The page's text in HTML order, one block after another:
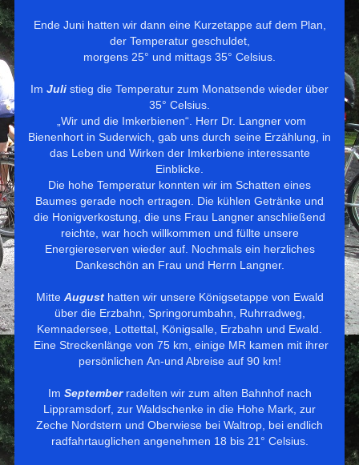
Ende Juni hatten wir dann eine Kurzetappe auf dem Plan,
der Temperatur geschuldet,
morgens 25° und mittags 35° Celsius.
Im Juli stieg die Temperatur zum Monatsende wieder über
35° Celsius.
„Wir und die Imkerbienen“. Herr Dr. Langner vom
Bienenhort in Suderwich, gab uns durch seine Erzählung, in
das Leben und Wirken der Imkerbiene interessante
Einblicke.
Die hohe Temperatur konnten wir im Schatten eines
Baumes gerade noch ertragen. Die kühlen Getränke und
die Honigverkostung, die uns Frau Langner anschließend
reichte, war hoch willkommen und füllte unsere
Energiereserven wieder auf. Nochmals ein herzliches
Dankeschön an Frau und Herrn Langner.
Mitte Augusthatten wir unsere Königsetappe von Ewald
über die Erzbahn, Springorumbahn, Ruhrradweg,
Kemnadersee, Lottettal, Königsalle, Erzbahn und Ewald.
Eine Streckenlänge von 75 km, einige MR kamen mit ihrer
persönlichen An-und Abreise auf 90 km!
Im Septemberradelten wir zum alten Bahnhof nach
Lippramsdorf, zur Waldschenke in die Hohe Mark, zur
Zeche Nordstern und Oberwiese bei Waltrop, bei endlich
radfahrtauglichen angenehmen 18 bis 21° Celsius.